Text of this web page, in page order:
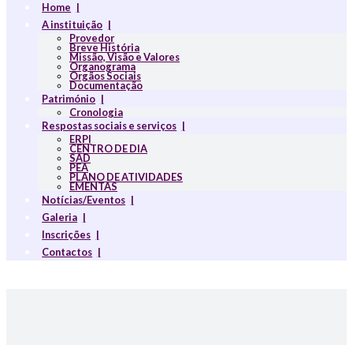
Home
A instituição
Provedor
Breve História
Missão, Visão e Valores
Organograma
Orgãos Sociais
Documentação
Património
Cronologia
Respostas sociais e serviços
ERPI
CENTRO DE DIA
SAD
PEA
PLANO DE ATIVIDADES
EMENTAS
Notícias/Eventos
Galeria
Inscrições
Contactos